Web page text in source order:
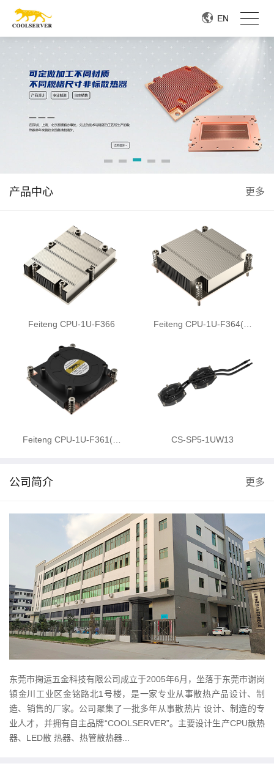
EN
EN
产品中心 更多
Feiteng CPU-1U-F366 Feiteng CPU-1U-F364(…
Feiteng CPU-1U-F361(… CS-SP5-1UW13
公司简介 更多
东莞市掬运五金科技有限公司成立于2005年6月，坐落于东莞市谢岗
镇金川工业区金铭路北1号楼，是一家专业从事散热产品设计、制
造、销售的厂家。公司聚集了一批多年从事散热片 设计、制造的专
业人才，并拥有自主品牌“COOLSERVER”。主要设计生产CPU散热
器、LED散 热器、热管散热器...